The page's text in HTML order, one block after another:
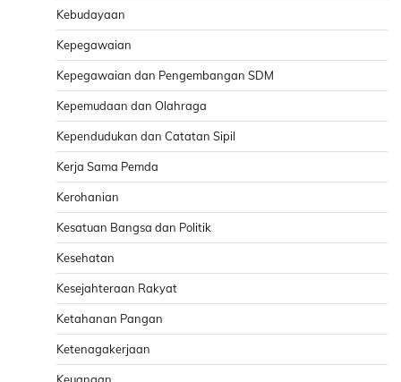
Kebudayaan
Kepegawaian
Kepegawaian dan Pengembangan SDM
Kepemudaan dan Olahraga
Kependudukan dan Catatan Sipil
Kerja Sama Pemda
Kerohanian
Kesatuan Bangsa dan Politik
Kesehatan
Kesejahteraan Rakyat
Ketahanan Pangan
Ketenagakerjaan